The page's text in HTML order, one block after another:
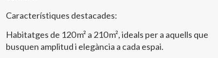
Característiques destacades:
Habitatges de 120 m² a 210 m², ideals per a aquells que
busquen amplitud i elegància a cada espai.